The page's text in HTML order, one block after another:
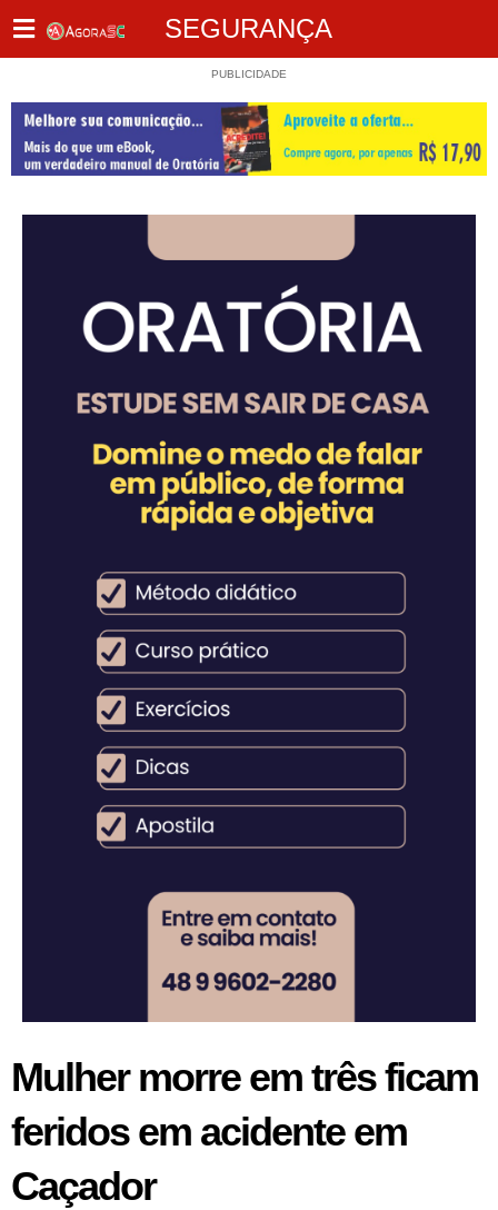
SEGURANÇA
PUBLICIDADE
Mulher morre em três ficam
feridos em acidente em
Caçador